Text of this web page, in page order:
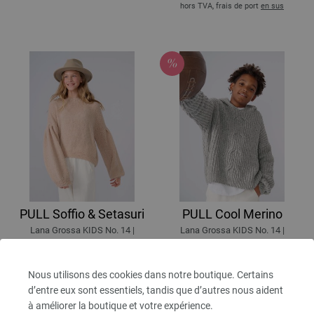
Nous utilisons des cookies dans notre boutique. Certains
d’entre eux sont essentiels, tandis que d’autres nous aident
à améliorer la boutique et votre expérience.
hors TVA, frais de port en sus
PULL Soffio & Setasuri
Lana Grossa KIDS No. 14 |
54,55 $
hors TVA, frais de porten sus
PULL Cool Merino
Lana Grossa KIDS No. 14 |
46,33 $ - 62,40 $
hors TVA, frais de porten sus